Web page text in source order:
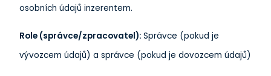
osobních údajů inzerentem.
Role (správce/zpracovatel): Správce (pokud je
vývozcem údajů) a správce (pokud je dovozcem údajů)